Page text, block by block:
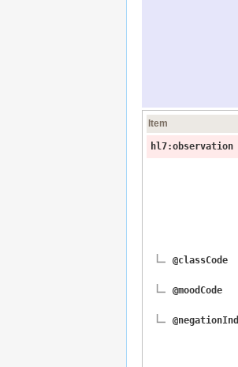
Item
hl7:observation
@classCode
@moodCode
@negationInd